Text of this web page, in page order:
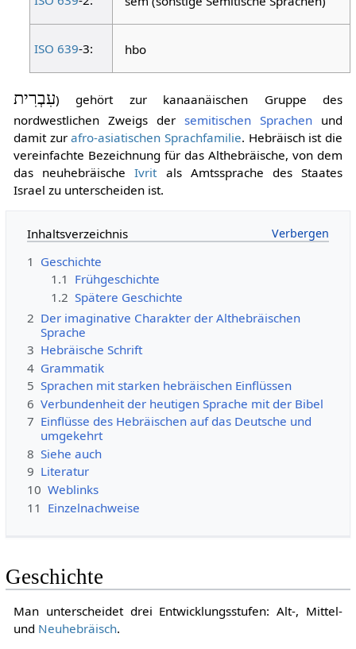
ISO 639-3: hbo
עִבְרִית) gehört zur kanaanäischen Gruppe des
nordwestlichen Zweigs dersemitischen Sprachen und
damit zurafro-asiatischen Sprachfamilie. Hebräisch ist die
vereinfachte Bezeichnung für das Althebräische, von dem
das neuhebräischeIvrit als Amtssprache des Staates
Israel zu unterscheiden ist.
Inhaltsverzeichnis
1 Geschichte
1.1 Frühgeschichte
1.2 Spätere Geschichte
2 Der imaginative Charakter der Althebräischen
Sprache
3 Hebräische Schrift
4 Grammatik
5 Sprachen mit starken hebräischen Einflüssen
6 Verbundenheit der heutigen Sprache mit der Bibel
7 Einflüsse des Hebräischen auf das Deutsche und
umgekehrt
8 Siehe auch
9 Literatur
10 Weblinks
11 Einzelnachweise
Geschichte
Man unterscheidet drei Entwicklungsstufen: Alt-, Mittel-
und Neuhebräisch.